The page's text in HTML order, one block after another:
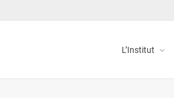
L’Institut